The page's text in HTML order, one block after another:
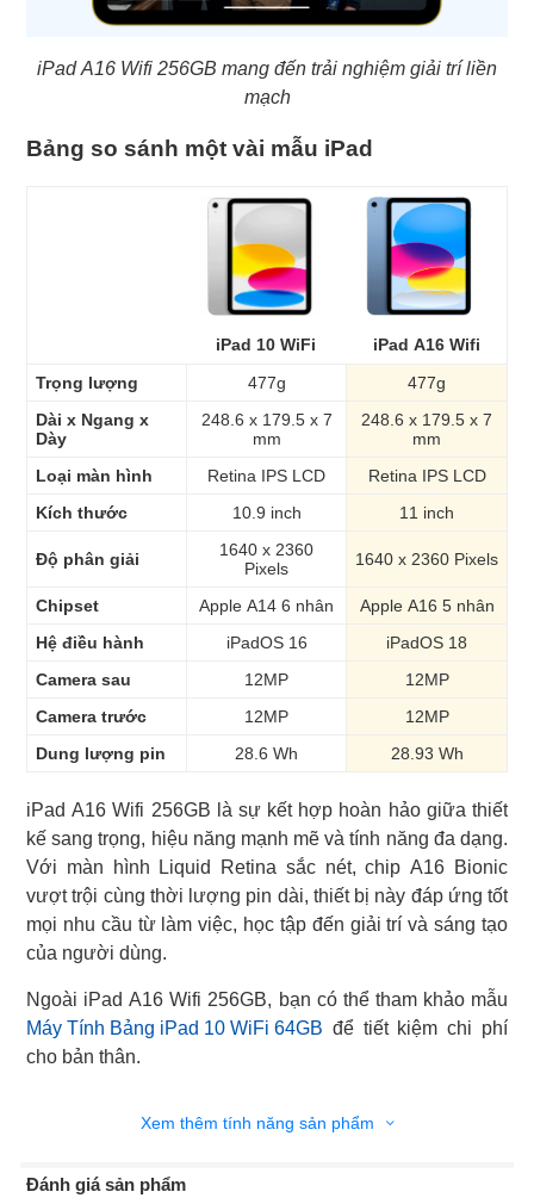
iPad A16 Wifi 256GB mang đến trải nghiệm giải trí liền
mạch
Bảng so sánh một vài mẫu iPad
iPad 10 WiFi
iPad A16 Wifi
Trọng lượng
477g
477g
Dài x Ngang x
Dày
248.6 x 179.5 x 7
mm
248.6 x 179.5 x 7
mm
Loại màn hình
Retina IPS LCD
Retina IPS LCD
Kích thước
10.9 inch 11 inch
Độ phân giải
1640 x 2360
Pixels
1640 x 2360 Pixels
Chipset Apple A14 6 nhân
Apple A16 5 nhân
Hệ điều hành
iPadOS 16
iPadOS 18
Camera sau
12MP
12MP
Camera trước
12MP
12MP
Dung lượng pin
28.6 Wh 28.93 Wh
iPad A16 Wifi 256GB là sự kết hợp hoàn hảo giữa thiết
kế sang trọng, hiệu năng mạnh mẽ và tính năng đa dạng.
Với màn hình Liquid Retina sắc nét, chip A16 Bionic
vượt trội cùng thời lượng pin dài, thiết bị này đáp ứng tốt
mọi nhu cầu từ làm việc, học tập đến giải trí và sáng tạo
của người dùng.
Máy Tính Bảng iPad 10 WiFi 64GB để tiết kiệm chi phí
cho bản thân.
Xem thêm tính năng sản phẩm
Đánh giá sản phẩm